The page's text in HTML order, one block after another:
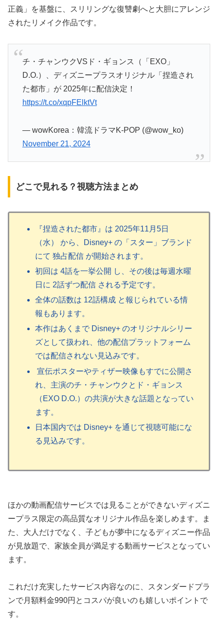
正義」を基盤に、スリリングな復讐劇へと大胆にアレンジ
されたリメイク作品です。
チ・チャンウクVSド・ギョンス（「EXO」
D.O.）、ディズニープラスオリジナル「捏造され
た都市」が 2025年に配信決定！
https://t.co/xqpFElktVt
— wowKorea：韓流ドラマK-POP (@wow_ko)
November 21, 2024
どこで見れる？視聴方法まとめ
『捏造された都市』は 2025年11月5日
（水） から、Disney+ の「スター」ブランド
にて 独占配信 が開始されます。
初回は 4話を一挙公開 し、その後は毎週水曜
日に 2話ずつ配信 される予定です。
全体の話数は 12話構成 と報じられている情
報もあります。
本作はあくまで Disney+ のオリジナルシリー
ズとして扱われ、他の配信プラットフォーム
では配信されない見込みです。
宣伝ポスターやティザー映像もすでに公開さ
れ、主演のチ・チャンウクとド・ギョンス
（EXO D.O.）の共演が大きな話題となってい
ます。
日本国内では Disney+ を通じて視聴可能にな
る見込みです。
ほかの動画配信サービスでは見ることができないディズニ
ープラス限定の高品質なオリジナル作品を楽しめます。ま
た、大人だけでなく、子どもが夢中になるディズニー作品
が見放題で、家族全員が満足する動画サービスとなってい
ます。
これだけ充実したサービス内容なのに、スタンダードプラ
ンで月額料金990円とコスパが良いのも嬉しいポイントで
す。